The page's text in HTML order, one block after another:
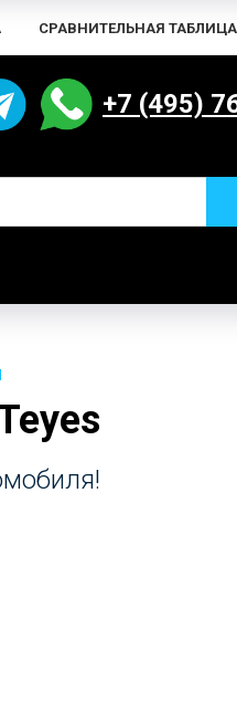
СРАВНИТЕЛЬНАЯ ТАБЛИЦА
+7 (495)